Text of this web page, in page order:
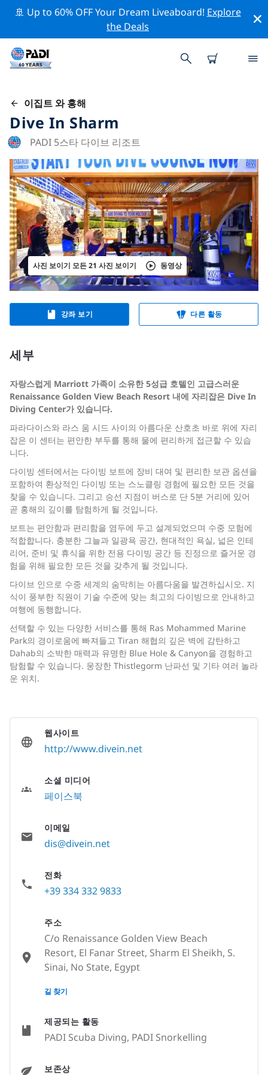
🚢 Up to 60% OFF Your Dream Liveaboard! Explore
the Deals
이집트 와 홍해
Dive In Sharm
PADI 5스타 다이브 리조트
사진 보이기 모든 21 사진 보이기 동영상
강좌 보기 다른 활동
세부
자랑스럽게 Marriott 가족이 소유한 5성급 호텔인 고급스러운
Renaissance Golden View Beach Resort 내에 자리잡은 Dive In
Diving Center가 있습니다.
파라다이스와 라스 움 시드 사이의 아름다운 산호초 바로 위에 자리
잡은 이 센터는 편안한 부두를 통해 물에 편리하게 접근할 수 있습
니다.
다이빙 센터에서는 다이빙 보트에 장비 대여 및 편리한 보관 옵션을
포함하여 환상적인 다이빙 또는 스노클링 경험에 필요한 모든 것을
찾을 수 있습니다. 그리고 승선 지점이 버스로 단 5분 거리에 있어
곧 홍해의 깊이를 탐험하게 될 것입니다.
보트는 편안함과 편리함을 염두에 두고 설계되었으며 수중 모험에
적합합니다. 충분한 그늘과 일광욕 공간, 현대적인 욕실, 넓은 인테
리어, 준비 및 휴식을 위한 전용 다이빙 공간 등 진정으로 즐거운 경
험을 위해 필요한 모든 것을 갖추게 될 것입니다.
다이브 인으로 수중 세계의 숨막히는 아름다움을 발견하십시오. 지
식이 풍부한 직원이 기술 수준에 맞는 최고의 다이빙으로 안내하고
여행에 동행합니다.
선택할 수 있는 다양한 서비스를 통해 Ras Mohammed Marine
Park의 경이로움에 빠져들고 Tiran 해협의 깊은 벽에 감탄하고
Dahab의 소박한 매력과 유명한 Blue Hole & Canyon을 경험하고
탐험할 수 있습니다. 웅장한 Thistlegorm 난파선 및 기타 여러 놀라
운 위치.
제공되는 활동
PADI Scuba Diving, PADI Snorkelling
보존상
웹사이트
http://www.divein.net
소셜 미디어
페이스북
이메일
dis@divein.net
전화
+39 334 332 9833
주소
C/o Renaissance Golden View Beach
Resort, El Fanar Street, Sharm El Sheikh, S.
Sinai, No State, Egypt
None
길 찾기